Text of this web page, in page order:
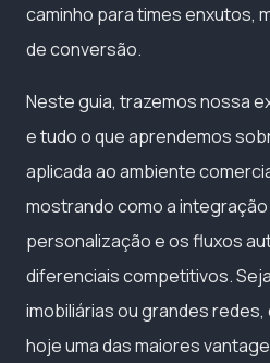
caminho para times enxutos,
de conversão.
Neste guia, trazemos nossa
e tudo o que aprendemos
aplicada ao ambiente
mostrando como a
personalização e os fluxos
diferenciais competitivos.
imobiliárias ou grandes
hoje uma das maiores